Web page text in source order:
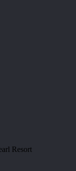
Resort